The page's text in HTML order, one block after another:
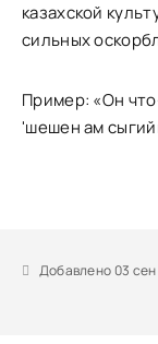
казахской
сильных
Пример: «Он
'шешен ам
Добавлено 03 сен